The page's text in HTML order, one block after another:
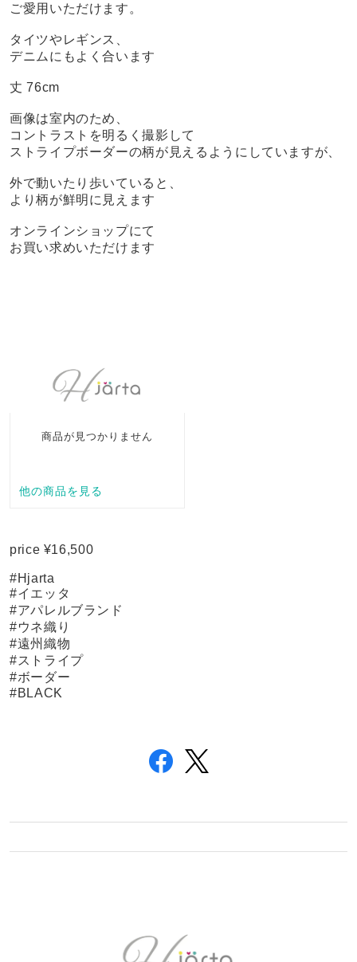
ご愛用いただけます。
タイツやレギンス、
デニムにもよく合います
丈 76cm
画像は室内のため、
コントラストを明るく撮影して
ストライプボーダーの柄が見えるようにしていますが、
外で動いたり歩いていると、
より柄が鮮明に見えます
オンラインショップにて
お買い求めいただけます
price ¥16,500
#Hjarta
#イエッタ
#アパレルブランド
#ウネ織り
#遠州織物
#ストライプ
#ボーダー
#BLACK